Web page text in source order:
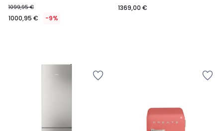
1099,95 €
1000,95 € -9%
1369,00 €